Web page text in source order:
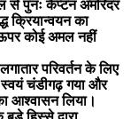
से पुनः कैप्टन अमरिंदर
क्रियान्वयन का
कोई अमल नहीं
परिवर्तन के लिए
स्वयं चंडीगढ़ गया और
आश्वासन लिया।